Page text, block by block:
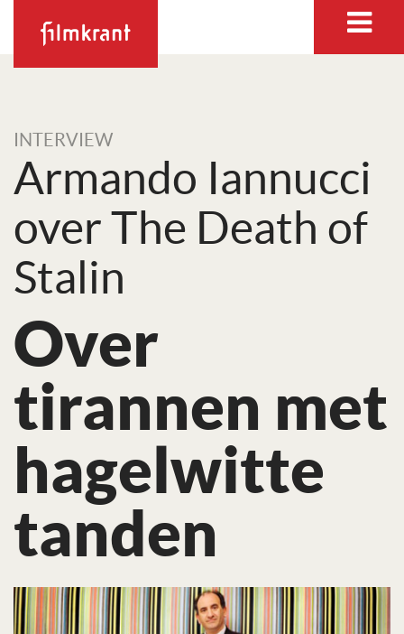
INTERVIEW
Armando Iannucci
over The Death of
Stalin
Over
tirannen met
hagelwitte
tanden